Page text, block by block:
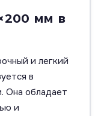
мм в
и легкий
в
Она обладает
и